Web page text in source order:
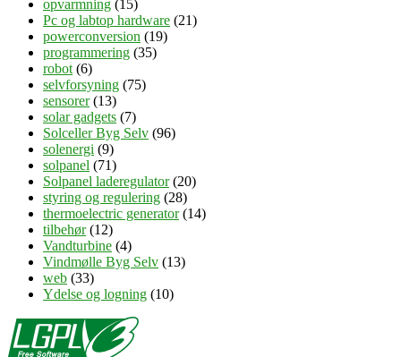
opvarmning (15)
Pc og labtop hardware (21)
powerconversion (19)
programmering (35)
robot (6)
selvforsyning (75)
sensorer(13)
solar gadgets (7)
Solceller Byg Selv (96)
solenergi (9)
solpanel (71)
Solpanel laderegulator(20)
styring og regulering (28)
thermoelectric generator(14)
tilbehør(12)
Vandturbine (4)
Vindmølle Byg Selv (13)
web (33)
Ydelse og logning (10)